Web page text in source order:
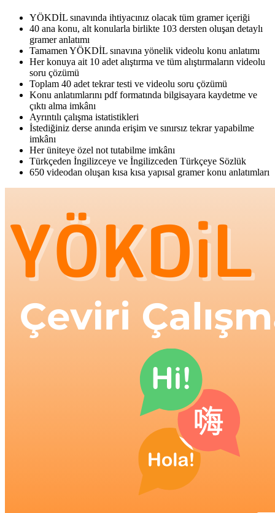
YÖKDİL sınavında ihtiyacınız olacak tüm gramer içeriği
40 ana konu, alt konularla birlikte 103 dersten oluşan detaylı
gramer anlatımı
Tamamen YÖKDİL sınavına yönelik videolu konu anlatımı
Her konuya ait 10 adet alıştırma ve tüm alıştırmaların videolu
soru çözümü
Toplam 40 adet tekrar testi ve videolu soru çözümü
Konu anlatımlarını pdf formatında bilgisayara kaydetme ve
çıktı alma imkânı
Ayrıntılı çalışma istatistikleri
İstediğiniz derse anında erişim ve sınırsız tekrar yapabilme
imkânı
Her üniteye özel not tutabilme imkânı
Türkçeden İngilizceye ve İngilizceden Türkçeye Sözlük
650 videodan oluşan kısa kısa yapısal gramer konu anlatımları